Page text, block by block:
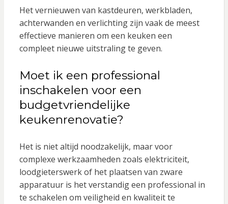
Het vernieuwen van kastdeuren, werkbladen,
achterwanden en verlichting zijn vaak de meest
effectieve manieren om een keuken een
compleet nieuwe uitstraling te geven.
Moet ik een professional
inschakelen voor een
budgetvriendelijke
keukenrenovatie?
Het is niet altijd noodzakelijk, maar voor
complexe werkzaamheden zoals elektriciteit,
loodgieterswerk of het plaatsen van zware
apparatuur is het verstandig een professional in
te schakelen om veiligheid en kwaliteit te